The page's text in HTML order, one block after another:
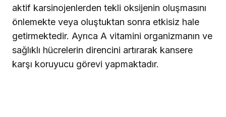
aktif karsinojenlerden tekli oksijenin oluşmasını
önlemekte veya oluştuktan sonra etkisiz hale
getirmektedir. Ayrıca A vitamini organizmanın ve
sağlıklı hücrelerin direncini artırarak kansere
karşı koruyucu görevi yapmaktadır.